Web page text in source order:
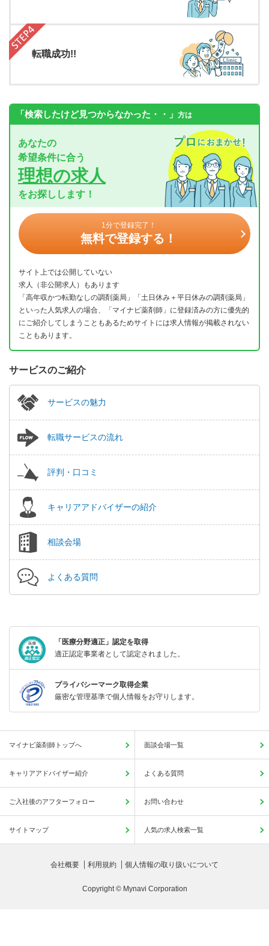
転職成功!!
「検索したけど見つからなかった・・」 方は
あなたの
希望条件に合う
理想の求人
をお探しします！
1分で登録完了！
無料で登録する！
サイト上では公開していない
求人（非公開求人）もあります
「高年収かつ転勤なしの調剤薬局」「土日休み＋平日休みの調剤薬局」
といった人気求人の場合、「マイナビ薬剤師」に登録済みの方に優先的
にご紹介してしまうこともあるためサイトには求人情報が掲載されない
こともあります。
サービスのご紹介
サービスの魅力
転職サービスの流れ
評判・口コミ
キャリアアドバイザーの紹介
相談会場
よくある質問
「医療分野適正」認定を取得
適正認定事業者として認定されました。
プライバシーマーク取得企業
厳密な管理基準で個人情報をお守りします。
マイナビ薬剤師トップへ 面談会場一覧
キャリアアドバイザー紹介 よくある質問
ご入社後のアフターフォロー お問い合わせ
サイトマップ 人気の求人検索一覧
会社概要 利用規約 個人情報の取り扱いについて
Copyright © Mynavi Corporation